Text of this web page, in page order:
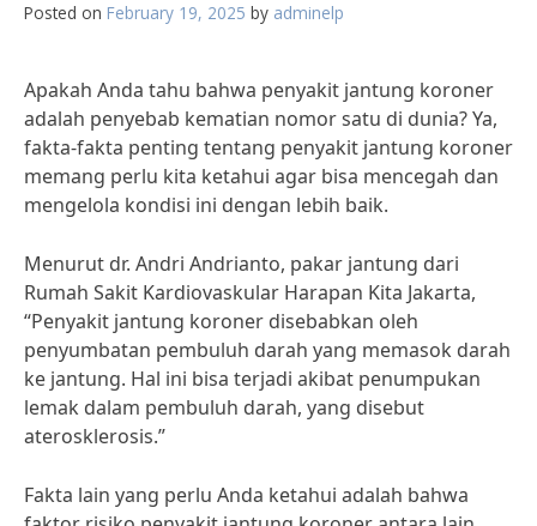
Posted on February 19, 2025 by adminelp
Apakah Anda tahu bahwa penyakit jantung koroner
adalah penyebab kematian nomor satu di dunia? Ya,
fakta-fakta penting tentang penyakit jantung koroner
memang perlu kita ketahui agar bisa mencegah dan
mengelola kondisi ini dengan lebih baik.
Menurut dr. Andri Andrianto, pakar jantung dari
Rumah Sakit Kardiovaskular Harapan Kita Jakarta,
“Penyakit jantung koroner disebabkan oleh
penyumbatan pembuluh darah yang memasok darah
ke jantung. Hal ini bisa terjadi akibat penumpukan
lemak dalam pembuluh darah, yang disebut
aterosklerosis.”
Fakta lain yang perlu Anda ketahui adalah bahwa